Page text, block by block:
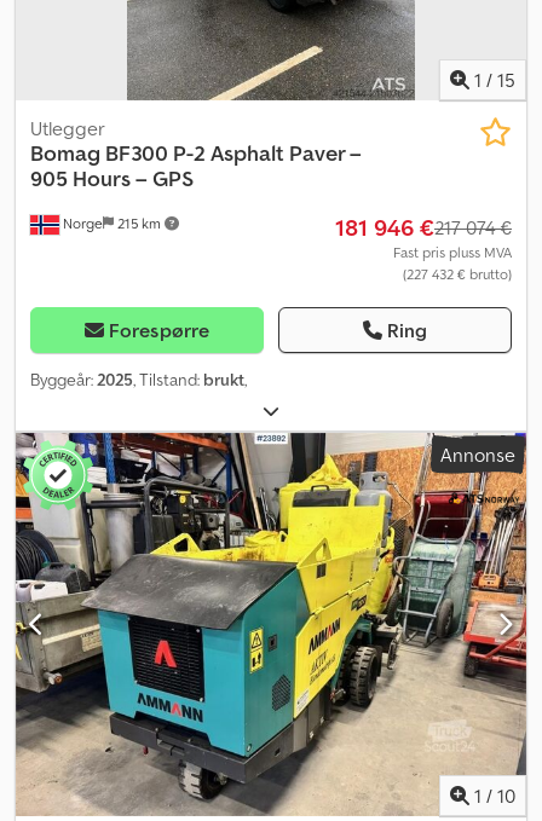
1 / 15
Norge 215 km
Utlegger
Bomag BF300 P-2 Asphalt Paver –
905 Hours – GPS
181 946 €217 074 €
Fast pris pluss MVA
(227 432 € brutto)
Forespørre Ring
Byggeår:2025, Tilstand: brukt,
Annonse
1 / 10